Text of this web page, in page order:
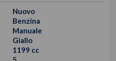
Nuovo
Benzina
Manuale
Giallo
1199 cc